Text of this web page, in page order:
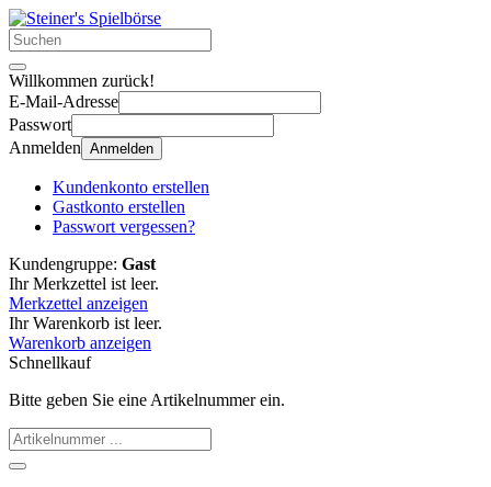
Willkommen zurück!
E-Mail-Adresse
Passwort
Anmelden Anmelden
Kundenkonto erstellen
Gastkonto erstellen
Passwort vergessen?
Kundengruppe: Gast
Ihr Merkzettel ist leer.
Merkzettel anzeigen
Ihr Warenkorb ist leer.
Warenkorb anzeigen
Schnellkauf
Bitte geben Sie eine Artikelnummer ein.